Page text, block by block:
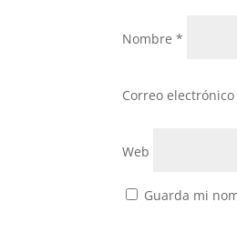
Nombre*
Correo
Web
Guarda mi